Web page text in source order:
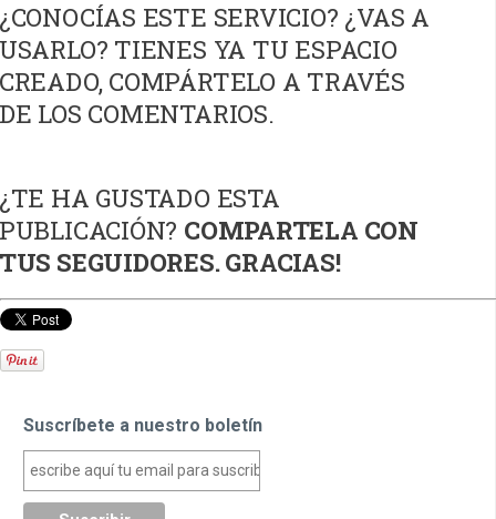
ESTE SERVICIO? ¿VAS A
TIENES YA TU ESPACIO
COMPÁRTELO A TRAVÉS
LOS COMENTARIOS.
HA GUSTADO ESTA
COMPARTELA CON
SEGUIDORES. GRACIAS!
Suscríbete a nuestro boletín